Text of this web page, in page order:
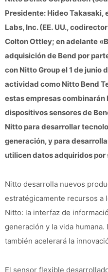
Presidente: Hideo Takasaki,
Labs, Inc. (EE. UU.,
Colton Ottley; en adelante
adquisición de Bend por
con Nitto Group el 1 de junio
actividad como Nitto Bend
estas empresas combinarán
dispositivos sensores de
Nitto para desarrollar
generación, y para
utilicen datos adquiridos por
Nitto desarrolla nuevos
estratégicamente recursos a
Nitto: la interfaz de
generación y la vida humana.
también acelerará la
El sensor flexible